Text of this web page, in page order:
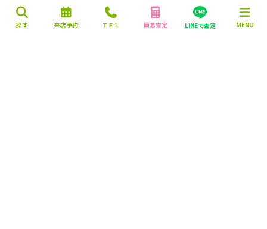
探す 来店予約 ＴＥＬ 簡易査定 LINEで査定 MENU